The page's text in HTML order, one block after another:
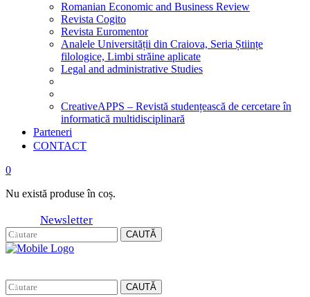
Romanian Economic and Business Review
Revista Cogito
Revista Euromentor
Analele Universității din Craiova, Seria Științe
filologice, Limbi străine aplicate
Legal and administrative Studies
CreativeAPPS – Revistă studențească de cercetare în
informatică multidisciplinară
Parteneri
CONTACT
0
Nu există produse în coș.
Newsletter
CAUTĂ
CAUTĂ